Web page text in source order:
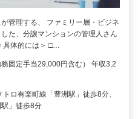
管理する、 ファミリー層・ビジネ
た、分譲マンションの管理人さん
具体的には＞ □…
固定手当29,000円含む） 年収3,2
ロ有楽町線「豊洲駅」徒歩8分、
」徒歩8分